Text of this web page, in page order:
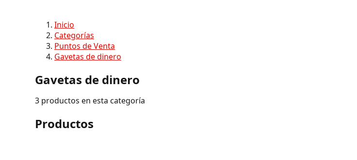
Inicio
Categorías
Puntos de Venta
Gavetas de dinero
Gavetas de dinero
3 productos en esta categoría
Productos